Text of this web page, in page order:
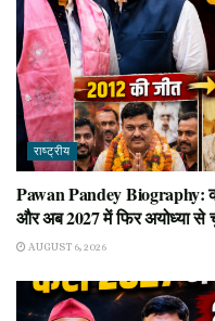
राष्ट्रीय
Pawan Pandey Biography:
और अब 2027 में फिर अयोध्या से
AUGUST 6, 2026